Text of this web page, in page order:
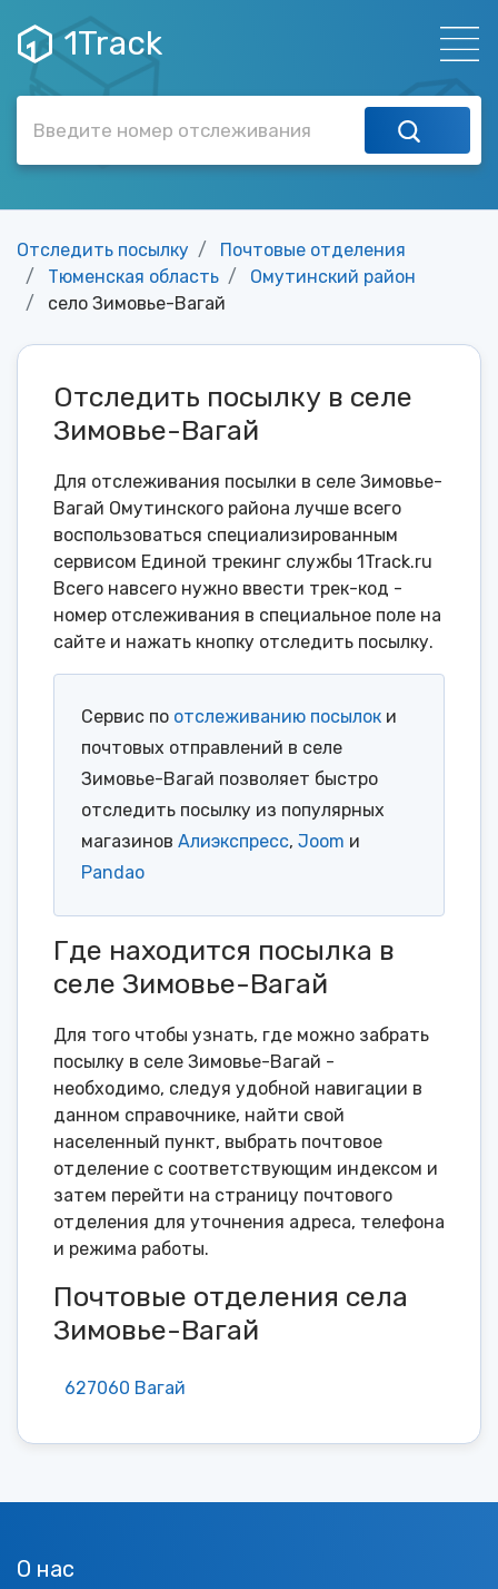
1Track
Отследить посылку
Почтовые отделения
Тюменская область
Омутинский район
село Зимовье-Вагай
Отследить посылку в селе
Зимовье-Вагай
Для отслеживания посылки в селе Зимовье-
Вагай Омутинского района лучше всего
воспользоваться специализированным
сервисом Единой трекинг службы 1Track.ru
Всего навсего нужно ввести трек-код -
номер отслеживания в специальное поле на
сайте и нажать кнопку отследить посылку.
Сервис по отслеживанию посылок и
почтовых отправлений в селе
Зимовье-Вагай позволяет быстро
отследить посылку из популярных
магазинов Алиэкспресс, Joom и
Pandao
Где находится посылка в
селе Зимовье-Вагай
Для того чтобы узнать, где можно забрать
посылку в селе Зимовье-Вагай -
необходимо, следуя удобной навигации в
данном справочнике, найти свой
населенный пункт, выбрать почтовое
отделение с соответствующим индексом и
затем перейти на страницу почтового
отделения для уточнения адреса, телефона
и режима работы.
Почтовые отделения села
Зимовье-Вагай
627060 Вагай
О нас